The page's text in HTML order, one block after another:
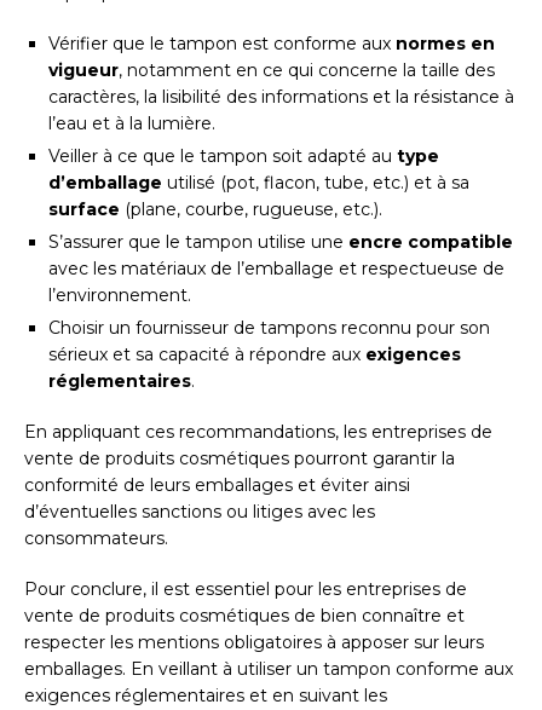
Vérifier que le tampon est conforme aux normes en
vigueur, notamment en ce qui concerne la taille des
caractères, la lisibilité des informations et la résistance à
l’eau et à la lumière.
Veiller à ce que le tampon soit adapté au type
d’emballage utilisé (pot, flacon, tube, etc.) et à sa
surface (plane, courbe, rugueuse, etc.).
S’assurer que le tampon utilise une encre compatible
avec les matériaux de l’emballage et respectueuse de
l’environnement.
Choisir un fournisseur de tampons reconnu pour son
sérieux et sa capacité à répondre aux exigences
réglementaires.
En appliquant ces recommandations, les entreprises de
vente de produits cosmétiques pourront garantir la
conformité de leurs emballages et éviter ainsi
d’éventuelles sanctions ou litiges avec les
consommateurs.
Pour conclure, il est essentiel pour les entreprises de
vente de produits cosmétiques de bien connaître et
respecter les mentions obligatoires à apposer sur leurs
emballages. En veillant à utiliser un tampon conforme aux
exigences réglementaires et en suivant les